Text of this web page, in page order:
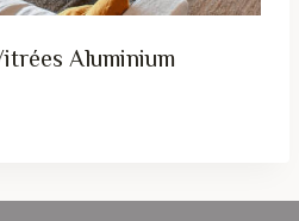
Aluminium